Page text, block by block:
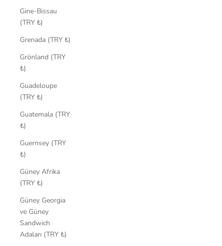
Gine-Bissau
(TRY ₺)
Grenada (TRY ₺)
Grönland (TRY
₺)
Guadeloupe
(TRY ₺)
Guatemala (TRY
₺)
Guernsey (TRY
₺)
Güney Afrika
(TRY ₺)
Güney Georgia
ve Güney
Sandwich
Adaları (TRY ₺)